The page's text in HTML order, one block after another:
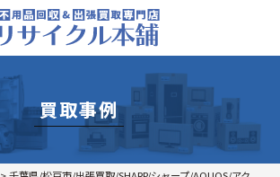
買取事例